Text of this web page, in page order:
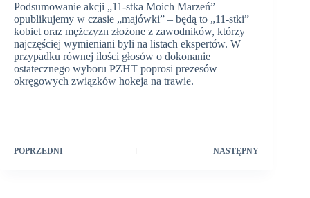
Podsumowanie akcji „11-stka Moich Marzeń”
opublikujemy w czasie „majówki” – będą to „11-stki”
kobiet oraz mężczyzn złożone z zawodników, którzy
najczęściej wymieniani byli na listach ekspertów. W
przypadku równej ilości głosów o dokonanie
ostatecznego wyboru PZHT poprosi prezesów
okręgowych związków hokeja na trawie.
POPRZEDNI NASTĘPNY